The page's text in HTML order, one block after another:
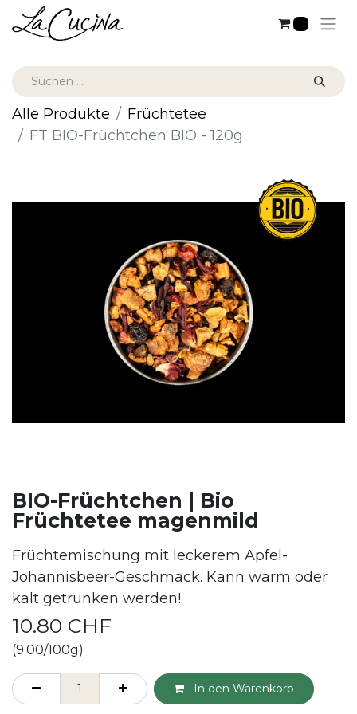
Alle Produkte
Früchtetee
FT BIO-Früchtchen BIO - 120g
BIO-Früchtchen | Bio
Früchtetee magenmild
Früchtemischung mit leckerem Apfel-
Johannisbeer-Geschmack. Kann warm oder
kalt getrunken werden!
10.80 CHF
(9.00/100g)
In den Warenkorb